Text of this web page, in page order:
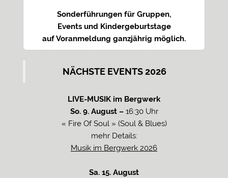
Sonderführungen für Gruppen,
Events und Kindergeburtstage
auf Voranmeldung ganzjährig möglich.
NÄCHSTE EVENTS 2026
LIVE-MUSIK im Bergwerk
So. 9. August – 16:30 Uhr
« Fire Of Soul » (Soul & Blues)
mehr Details:
Musik im Bergwerk 2026
Sa. 15. August